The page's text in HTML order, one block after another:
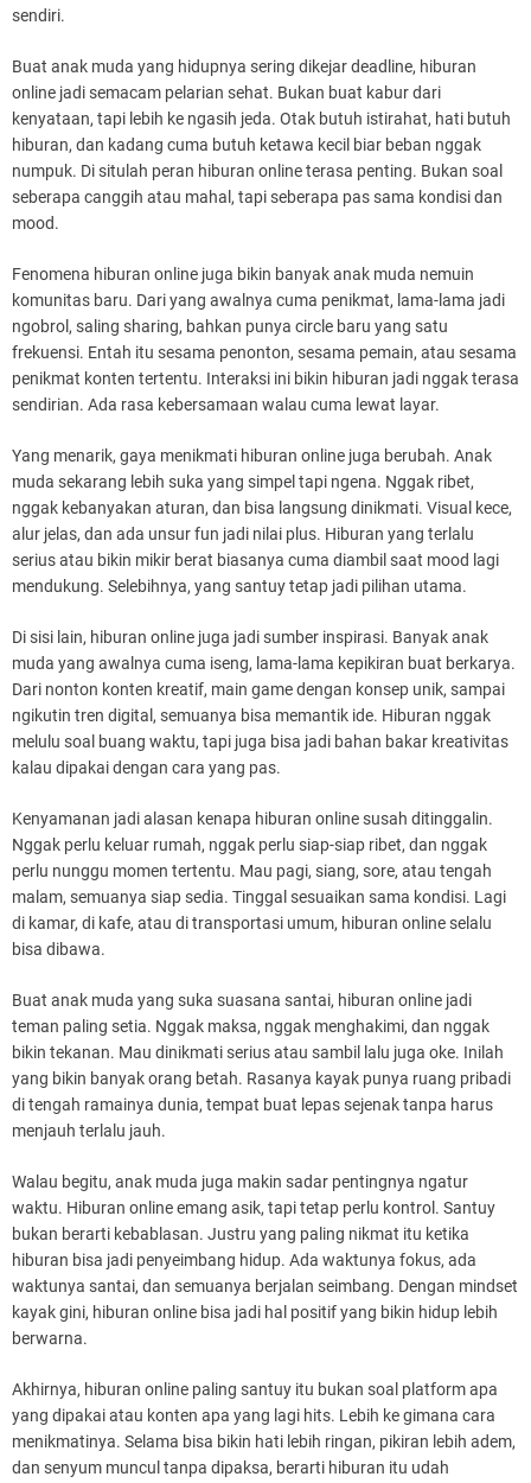
sendiri.
Buat anak muda yang hidupnya sering dikejar deadline, hiburan
online jadi semacam pelarian sehat. Bukan buat kabur dari
kenyataan, tapi lebih ke ngasih jeda. Otak butuh istirahat, hati butuh
hiburan, dan kadang cuma butuh ketawa kecil biar beban nggak
numpuk. Di situlah peran hiburan online terasa penting. Bukan soal
seberapa canggih atau mahal, tapi seberapa pas sama kondisi dan
mood.
Fenomena hiburan online juga bikin banyak anak muda nemuin
komunitas baru. Dari yang awalnya cuma penikmat, lama-lama jadi
ngobrol, saling sharing, bahkan punya circle baru yang satu
frekuensi. Entah itu sesama penonton, sesama pemain, atau sesama
penikmat konten tertentu. Interaksi ini bikin hiburan jadi nggak terasa
sendirian. Ada rasa kebersamaan walau cuma lewat layar.
Yang menarik, gaya menikmati hiburan online juga berubah. Anak
muda sekarang lebih suka yang simpel tapi ngena. Nggak ribet,
nggak kebanyakan aturan, dan bisa langsung dinikmati. Visual kece,
alur jelas, dan ada unsur fun jadi nilai plus. Hiburan yang terlalu
serius atau bikin mikir berat biasanya cuma diambil saat mood lagi
mendukung. Selebihnya, yang santuy tetap jadi pilihan utama.
Di sisi lain, hiburan online juga jadi sumber inspirasi. Banyak anak
muda yang awalnya cuma iseng, lama-lama kepikiran buat berkarya.
Dari nonton konten kreatif, main game dengan konsep unik, sampai
ngikutin tren digital, semuanya bisa memantik ide. Hiburan nggak
melulu soal buang waktu, tapi juga bisa jadi bahan bakar kreativitas
kalau dipakai dengan cara yang pas.
Kenyamanan jadi alasan kenapa hiburan online susah ditinggalin.
Nggak perlu keluar rumah, nggak perlu siap-siap ribet, dan nggak
perlu nunggu momen tertentu. Mau pagi, siang, sore, atau tengah
malam, semuanya siap sedia. Tinggal sesuaikan sama kondisi. Lagi
di kamar, di kafe, atau di transportasi umum, hiburan online selalu
bisa dibawa.
Buat anak muda yang suka suasana santai, hiburan online jadi
teman paling setia. Nggak maksa, nggak menghakimi, dan nggak
bikin tekanan. Mau dinikmati serius atau sambil lalu juga oke. Inilah
yang bikin banyak orang betah. Rasanya kayak punya ruang pribadi
di tengah ramainya dunia, tempat buat lepas sejenak tanpa harus
menjauh terlalu jauh.
Walau begitu, anak muda juga makin sadar pentingnya ngatur
waktu. Hiburan online emang asik, tapi tetap perlu kontrol. Santuy
bukan berarti kebablasan. Justru yang paling nikmat itu ketika
hiburan bisa jadi penyeimbang hidup. Ada waktunya fokus, ada
waktunya santai, dan semuanya berjalan seimbang. Dengan mindset
kayak gini, hiburan online bisa jadi hal positif yang bikin hidup lebih
berwarna.
Akhirnya, hiburan online paling santuy itu bukan soal platform apa
yang dipakai atau konten apa yang lagi hits. Lebih ke gimana cara
menikmatinya. Selama bisa bikin hati lebih ringan, pikiran lebih adem,
dan senyum muncul tanpa dipaksa, berarti hiburan itu udah